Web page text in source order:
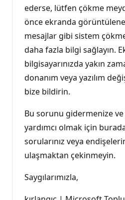
ederse, lütfen çökme
önce ekranda
mesajlar gibi sistem
daha fazla bilgi sağlayın.
bilgisayarınızda yakın
donanım veya yazılım
bize bildirin.
Bu sorunu gidermenize
yardımcı olmak için
sorularınız veya
ulaşmaktan çekinmeyin.
Saygılarımızla,